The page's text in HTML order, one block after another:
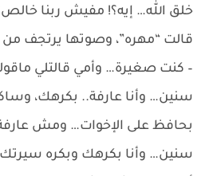
خلق الله… إيه؟! مفيش ربنا
قالت “مهره”، وصوتها يرتجف من
– كنت صغيرة… وأمي قالتلي
سنين… وأنا عارفة.. بكرهك،
بحافظ على الإخوات… ومش
سنين… وأنا بكرهك وبكره